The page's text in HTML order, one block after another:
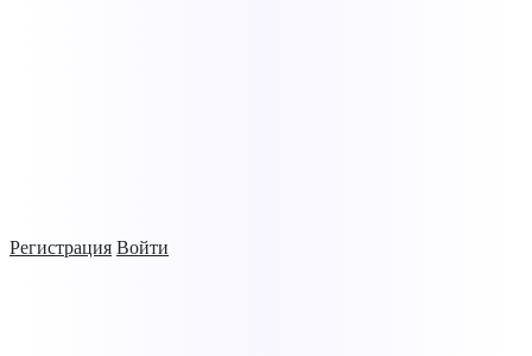
Регистрация Войти